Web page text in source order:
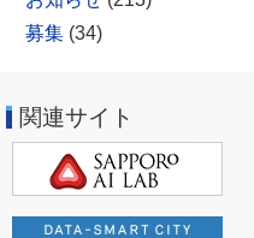
募集 (34)
関連サイト